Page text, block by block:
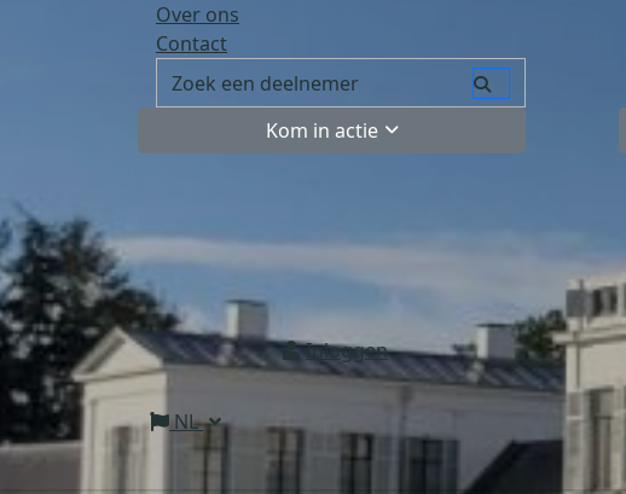
Over ons
Contact
Kom in actie
Inloggen
NL